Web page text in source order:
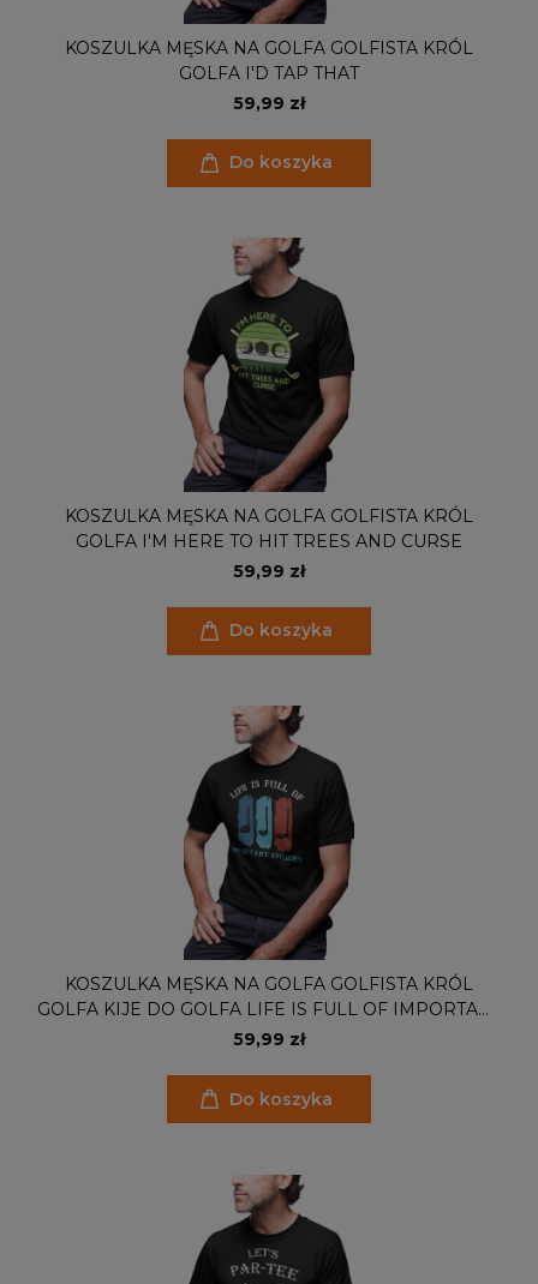
KOSZULKA MĘSKA NA GOLFA GOLFISTA KRÓL
GOLFA I'D TAP THAT
59,99 zł
Do koszyka
KOSZULKA MĘSKA NA GOLFA GOLFISTA KRÓL
GOLFA I'M HERE TO HIT TREES AND CURSE
59,99 zł
Do koszyka
KOSZULKA MĘSKA NA GOLFA GOLFISTA KRÓL
GOLFA KIJE DO GOLFA LIFE IS FULL OF IMPORTANT
CHOICES
59,99 zł
Do koszyka